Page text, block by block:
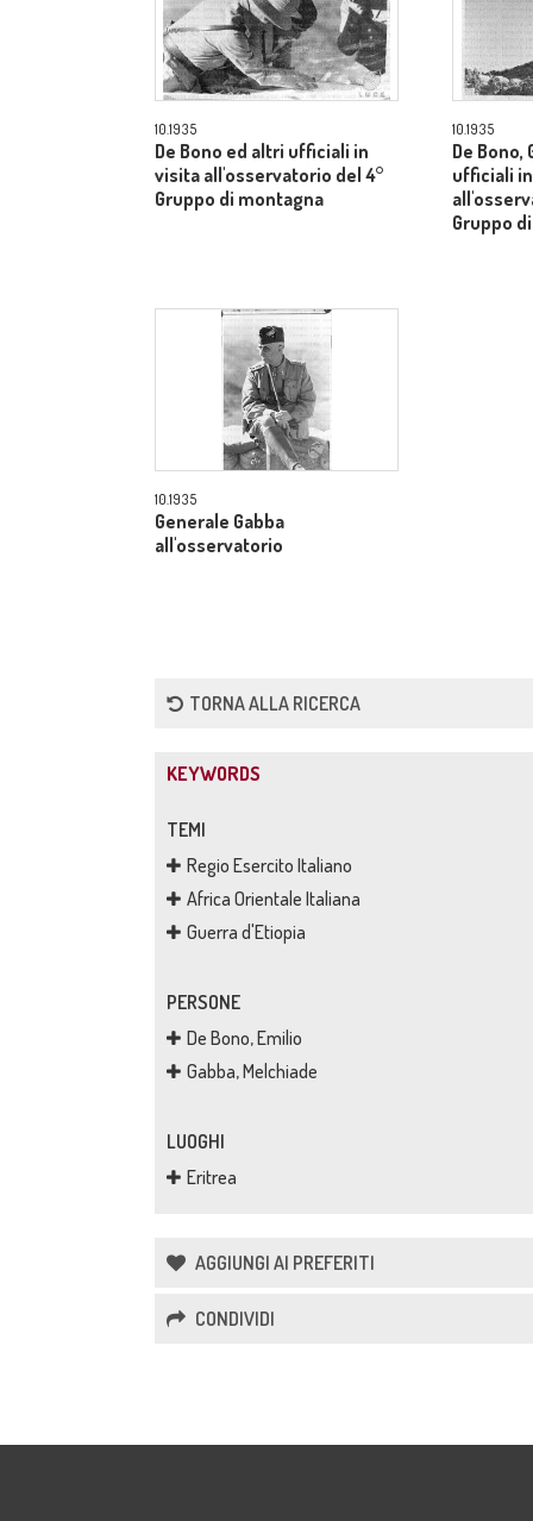
10.1935
De Bono ed altri ufficiali in
visita all'osservatorio del 4°
Gruppo di montagna
10.1935
De Bono,
ufficiali
Gruppo
10.1935
Generale Gabba
all'osservatorio
TORNA ALLA RICERCA
KEYWORDS
TEMI
Regio Esercito Italiano
Africa Orientale Italiana
Guerra d'Etiopia
PERSONE
De Bono, Emilio
Gabba, Melchiade
LUOGHI
Eritrea
AGGIUNGI AI PREFERITI
CONDIVIDI